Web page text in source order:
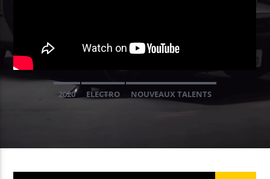
EN CE MOMENT
PURPLE DISCO MACHINE / KAREN HARDING
NON-STOP MUSIC
09:00 11:59
2020 ELECTRO NOUVEAUX TALENTS